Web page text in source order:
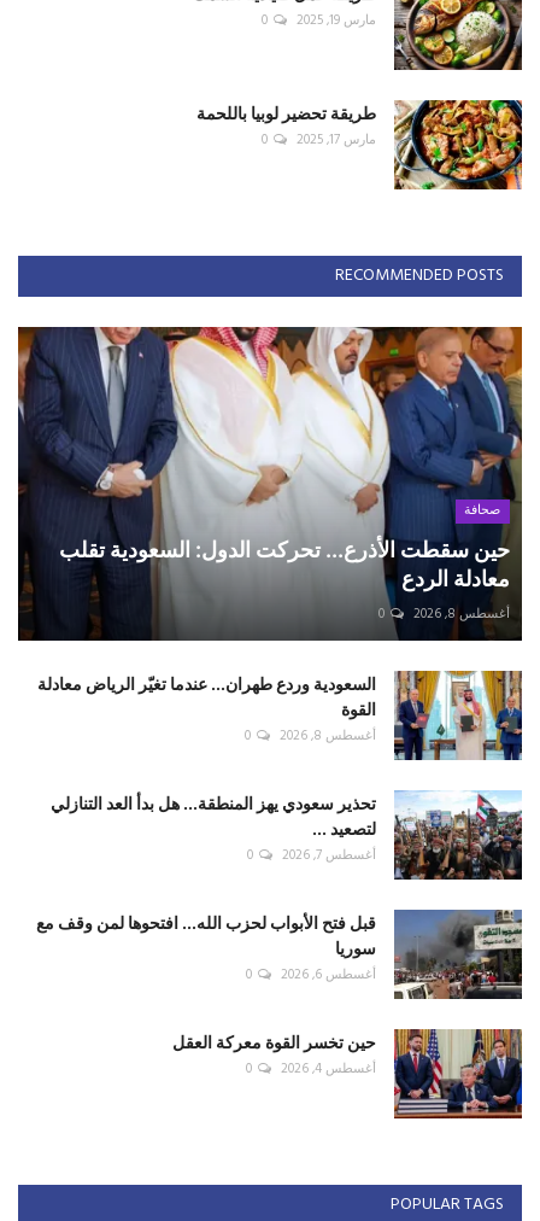
مارس 19, 2025 0
طريقة تحضير لوبيا باللحمة
مارس 17, 2025 0
RECOMMENDED POSTS
صحافة
حين سقطت الأذرع... تحركت الدول: السعودية تقلب
معادلة الردع
أغسطس 8, 2026 0
السعودية وردع طهران... عندما تغيّر الرياض معادلة
القوة
أغسطس 8, 2026 0
تحذير سعودي يهز المنطقة... هل بدأ العد التنازلي
لتصعيد ...
أغسطس 7, 2026 0
قبل فتح الأبواب لحزب الله... افتحوها لمن وقف مع
سوريا
أغسطس 6, 2026 0
حين تخسر القوة معركة العقل
أغسطس 4, 2026 0
POPULAR TAGS